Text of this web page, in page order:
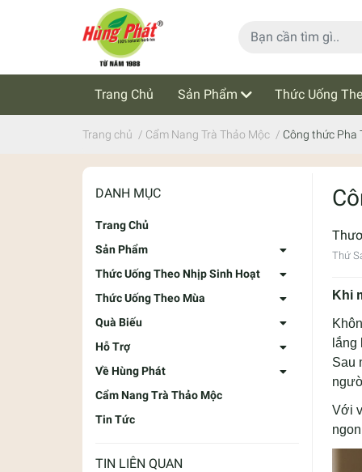
Trang Chủ Sản Phẩm Thức Uống
Cẩm Nang Trà Thảo Mộc Tin Tức
Trang chủ / Cẩm Nang Trà Thảo Mộc / Công thức Pha
DANH MỤC
Trang Chủ
Sản Phẩm
Thức Uống Theo Nhịp Sinh Hoạt
Thức Uống Theo Mùa
Quà Biếu
Hỗ Trợ
Về Hùng Phát
Cẩm Nang Trà Thảo Mộc
Tin Tức
TIN LIÊN QUAN
Thứ
Khi
lắng
Sau
Với